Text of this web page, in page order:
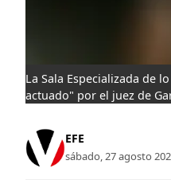
La Sala Especializada de
actuado" por el juez de
EFE
sábado, 27 agosto